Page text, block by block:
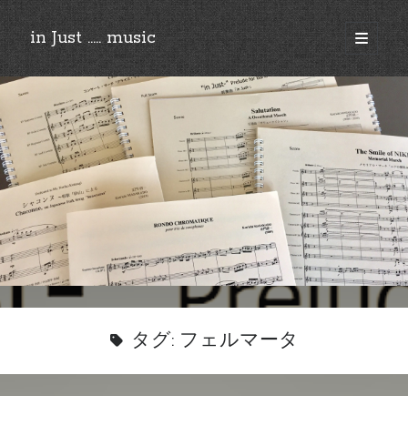
in Just ..... music
open
primary
menu
Sidebar
©︎2018-2025 by Ken’ichi MASAKADO, All rights reserved.
タグ: フェルマータ